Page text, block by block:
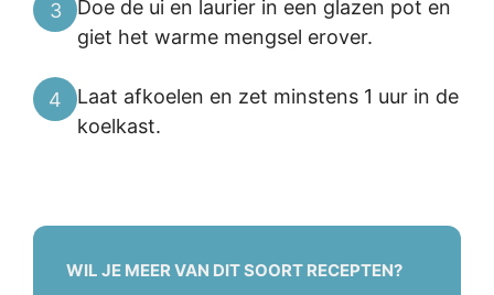
3
Doe de ui en laurier in een glazen pot en
giet het warme mengsel erover.
4
Laat afkoelen en zet minstens 1 uur in de
koelkast.
WIL JE MEER VAN DIT SOORT RECEPTEN?